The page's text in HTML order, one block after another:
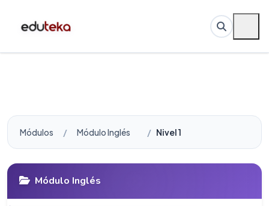
Módulos Módulo Inglés Nivel 1
Módulo Inglés